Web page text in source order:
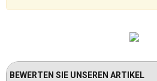
BEWERTEN SIE UNSEREN ARTIKEL